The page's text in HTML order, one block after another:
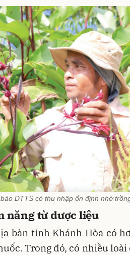
DTTS có thu nhập ổn định nhờ
năng từ dược liệu
bàn tỉnh Khánh Hòa có
Trong đó, có nhiều